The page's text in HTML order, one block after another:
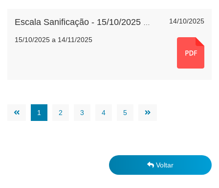
14/10/2025
15/10/2025 a 14/11/2025
1 2 3 4 5
Voltar